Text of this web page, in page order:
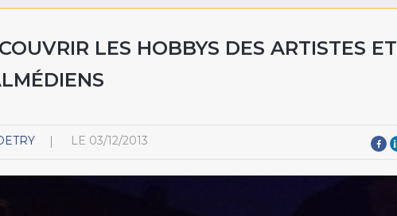
LES HOBBYS DES ARTISTES ET
LE 03/12/2013